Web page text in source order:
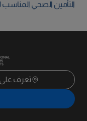
التأمين الصحي المناسب
تعرف